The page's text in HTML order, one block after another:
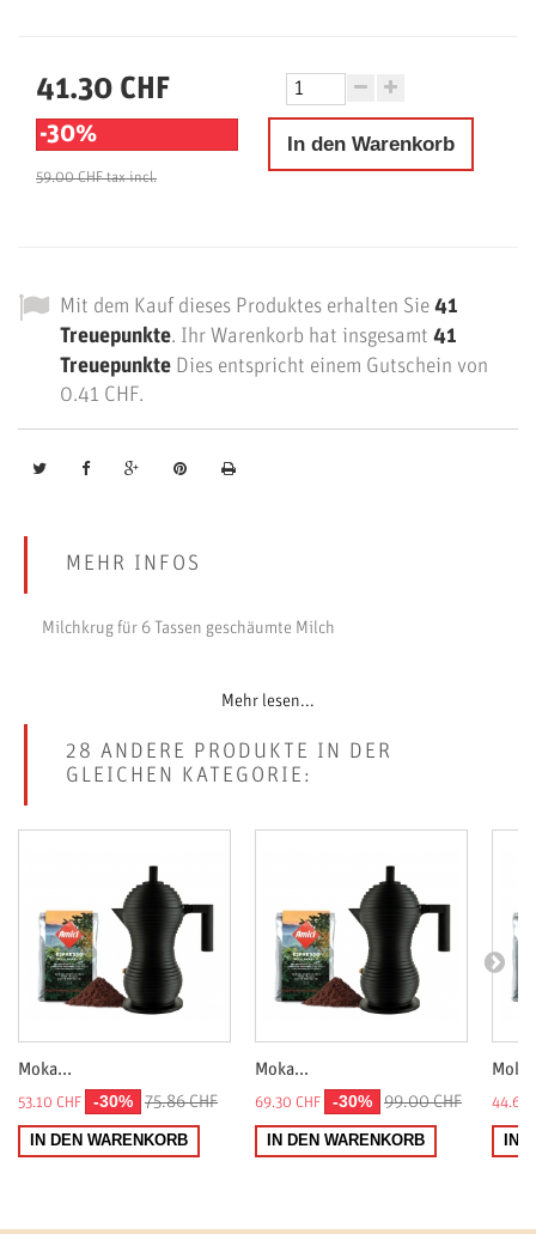
41.30 CHF
-30%
59.00 CHFtax incl.
In den Warenkorb
Mit dem Kauf dieses Produktes erhalten Sie 41
Treuepunkte. Ihr Warenkorb hat insgesamt 41
Treuepunkte Dies entspricht einem Gutschein von
0.41 CHF.
MEHR INFOS
Milchkrug für 6 Tassen geschäumte Milch
Mehr lesen...
28 ANDERE PRODUKTE IN DER
GLEICHEN KATEGORIE:
Moka...
53.10 CHF -30% 75.86 CHF
IN DEN WARENKORB
Moka...
69.30 CHF -30% 99.00 CHF
IN DEN WARENKORB
44.68
IN